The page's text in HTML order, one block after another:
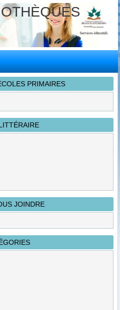
PRIMAIRES
JOINDRE